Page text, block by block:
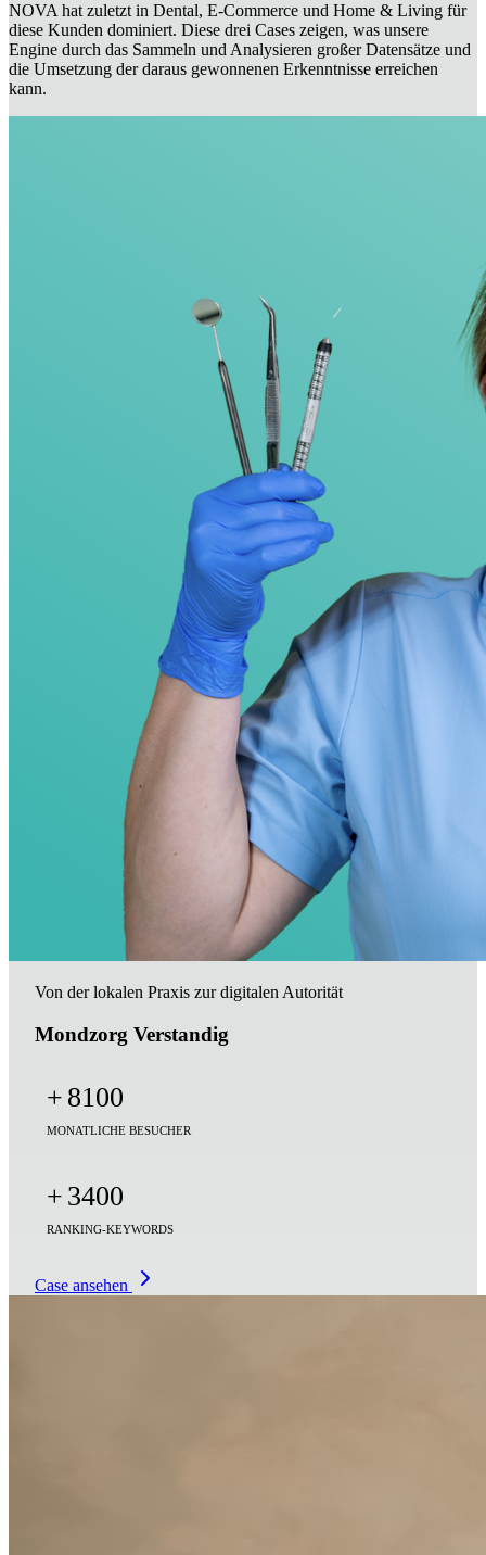
NOVA hat zuletzt in Dental, E-Commerce und Home & Living für
diese Kunden dominiert. Diese drei Cases zeigen, was unsere
Engine durch das Sammeln und Analysieren großer Datensätze und
die Umsetzung der daraus gewonnenen Erkenntnisse erreichen
kann.
Von der lokalen Praxis zur digitalen Autorität
Mondzorg Verstandig
+ 8100
MONATLICHE BESUCHER
+ 3400
RANKING-KEYWORDS
Case ansehen